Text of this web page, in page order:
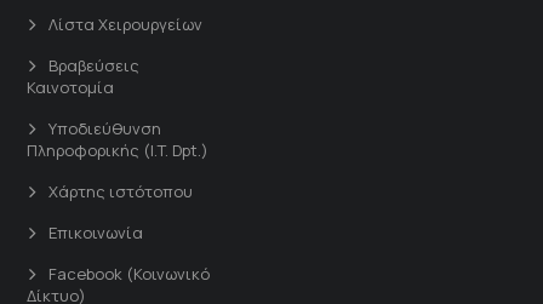
Λίστα Χειρουργείων
Βραβεύσεις
Καινοτομία
Υποδιεύθυνση
Πληροφορικής (I.T. Dpt.)
Χάρτης ιστότοπου
Επικοινωνία
Facebook (Κοινωνικό
Δίκτυο)